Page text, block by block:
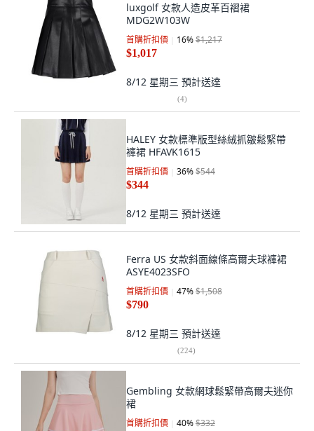
luxgolf 女款人造皮革百褶裙
MDG2W103W
首購折扣價 16%$1,217
$1,017
8/12 星期三 預計送達
(4)
HALEY 女款標準版型絲絨抓皺鬆緊帶
褲裙 HFAVK1615
首購折扣價 36%$544
$344
8/12 星期三 預計送達
Ferra US 女款斜面線條高爾夫球褲裙
ASYE4023SFO
首購折扣價 47%$1,508
$790
8/12 星期三 預計送達
(224)
Gembling 女款網球鬆緊帶高爾夫迷你
裙
首購折扣價 40%$332